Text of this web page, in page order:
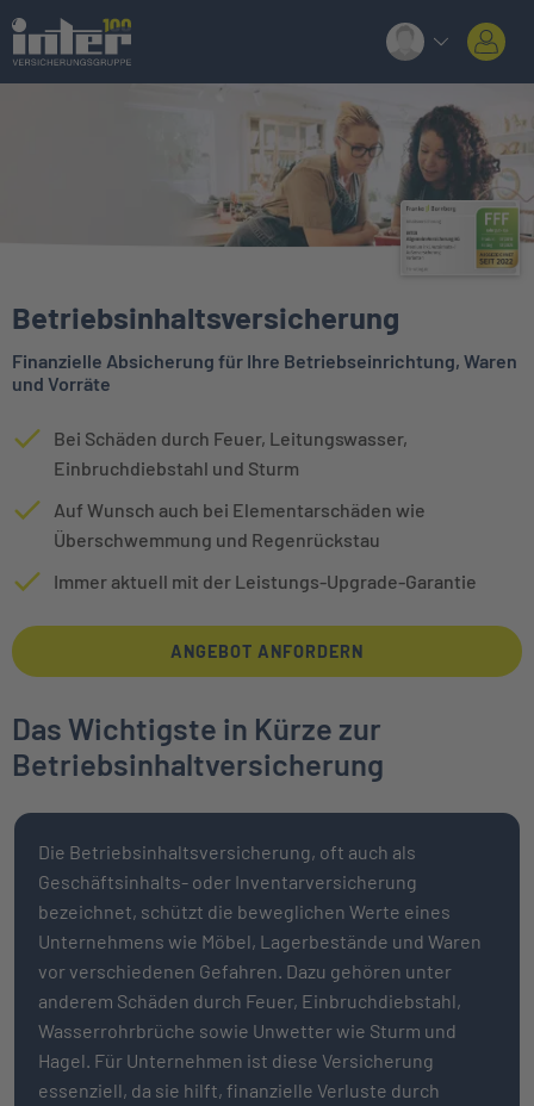
Betriebsinhaltsversicherung
Finanzielle Absicherung für Ihre Betriebseinrichtung, Waren
und Vorräte
Bei Schäden durch Feuer, Leitungswasser,
Einbruchdiebstahl und Sturm
Auf Wunsch auch bei Elementarschäden wie
Überschwemmung und Regenrückstau
Immer aktuell mit der Leistungs-Upgrade-Garantie
ANGEBOT ANFORDERN
Das Wichtigste in Kürze zur
Betriebsinhaltversicherung
Die Betriebsinhaltsversicherung, oft auch als
Geschäftsinhalts- oder Inventarversicherung
bezeichnet, schützt die beweglichen Werte eines
Unternehmens wie Möbel, Lagerbestände und Waren
vor verschiedenen Gefahren. Dazu gehören unter
anderem Schäden durch Feuer, Einbruchdiebstahl,
Wasserrohrbrüche sowie Unwetter wie Sturm und
Hagel. Für Unternehmen ist diese Versicherung
essenziell, da sie hilft, finanzielle Verluste durch